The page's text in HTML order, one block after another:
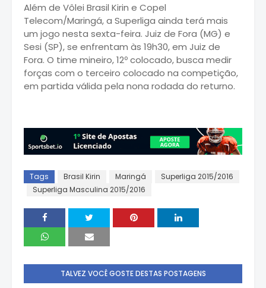
Além de Vôlei Brasil Kirin e Copel
Telecom/Maringá, a Superliga ainda terá mais
um jogo nesta sexta-feira. Juiz de Fora (MG) e
Sesi (SP), se enfrentam às 19h30, em Juiz de
Fora. O time mineiro, 12º colocado, busca medir
forças com o terceiro colocado na competição,
em partida válida pela nona rodada do returno.
Tags Brasil Kirin Maringá
Superliga 2015/2016
Superliga Masculina 2015/2016
TALVEZ VOCÊ GOSTE DESTAS POSTAGENS